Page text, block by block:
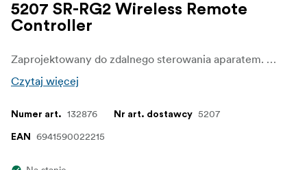
5207 SR-RG2 Wireless Remote
Controller
Zaprojektowany do zdalnego sterowania aparatem. Ten modułowy magnetyczny pilot bezprzewodowy może zdalnie sterować fotografowaniem, nagrywaniem, ustawianiem ostrości, zoomem i niestandardowymi funkcjami w zgodnych aparatach Nikon, Canon i Sony, z odległością zdalnego sterowania do 10 metrów
Czytaj więcej
Numer art. 132876 Nr art. dostawcy 5207
EAN 6941590022215